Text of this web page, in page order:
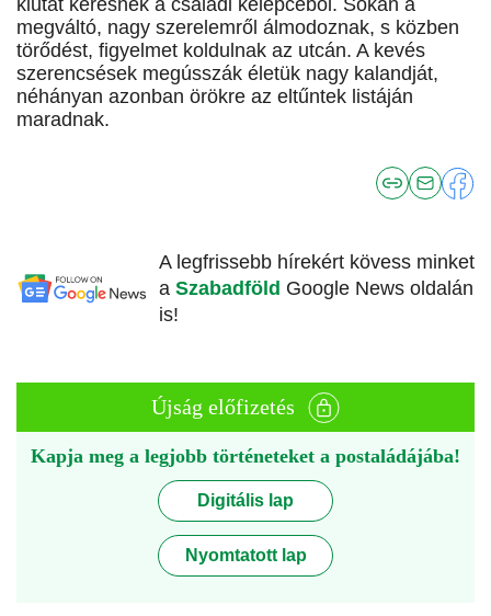
kiutat keresnek a családi kelepcéből. Sokan a
megváltó, nagy szerelemről álmodoznak, s közben
törődést, figyelmet koldulnak az utcán. A kevés
szerencsések megússzák életük nagy kalandját,
néhányan azonban örökre az eltűntek listáján
maradnak.
A legfrissebb hírekért kövess minket
a Szabadföld Google News oldalán
is!
Újság előfizetés
Kapja meg a legjobb történeteket a postaládájába!
Digitális lap
Nyomtatott lap